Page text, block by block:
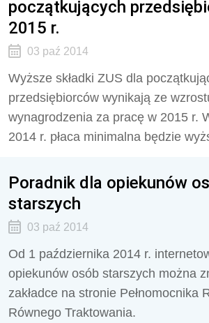
początkujących
2015 r.
03 paź 2014
Wyższe składki ZUS dla
przedsiębiorców wynikają ze
wynagrodzenia za pracę w 2015 r.
2014 r. płaca minimalna będzie
Poradnik dla opiekunów
starszych
03 paź 2014
Od 1 października 2014 r.
opiekunów osób starszych można
zakładce na stronie Pełnomocnika
Równego Traktowania.